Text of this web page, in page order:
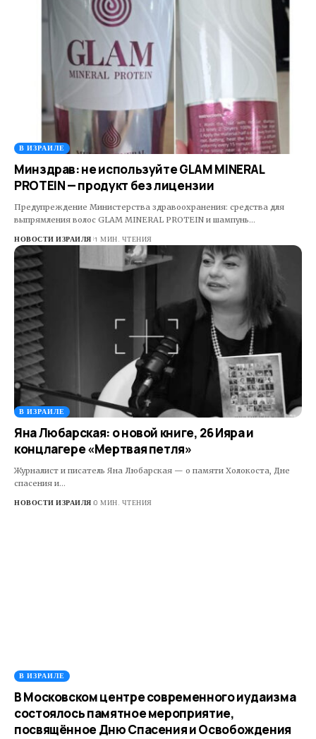
В ИЗРАИЛЕ
Минздрав: не используйте GLAM MINERAL
PROTEIN — продукт без лицензии
Предупреждение Министерства здравоохранения: средства для
выпрямления волос GLAM MINERAL PROTEIN и шампунь…
НОВОСТИ ИЗРАИЛЯ 1 МИН. ЧТЕНИЯ
В ИЗРАИЛЕ
Яна Любарская: о новой книге, 26 Ияра и
концлагере «Мертвая петля»
Журналист и писатель Яна Любарская — о памяти Холокоста, Дне
спасения и…
НОВОСТИ ИЗРАИЛЯ 0 МИН. ЧТЕНИЯ
В ИЗРАИЛЕ
В Московском центре современного иудаизма
состоялось памятное мероприятие,
посвящённое Дню Спасения и Освобождения